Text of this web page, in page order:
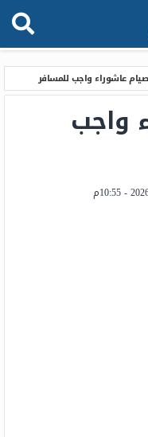
عاشوراء واجب للمسافر
واجب